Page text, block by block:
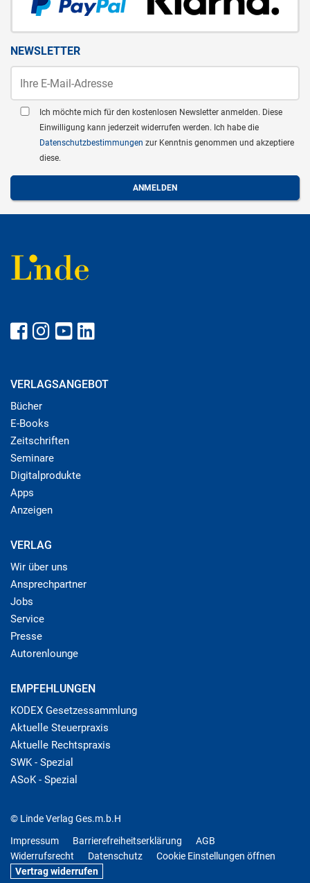
NEWSLETTER
Ich möchte mich für den kostenlosen Newsletter anmelden. Diese
Einwilligung kann jederzeit widerrufen werden. Ich habe die
Datenschutzbestimmungen zur Kenntnis genommen und akzeptiere
diese.
VERLAGSANGEBOT
Bücher
E-Books
Zeitschriften
Seminare
Digitalprodukte
Apps
Anzeigen
VERLAG
Wir über uns
Ansprechpartner
Jobs
Service
Presse
Autorenlounge
EMPFEHLUNGEN
KODEX Gesetzessammlung
Aktuelle Steuerpraxis
Aktuelle Rechtspraxis
SWK - Spezial
ASoK - Spezial
© Linde Verlag Ges.m.b.H
Impressum
Barrierefreiheitserklärung
AGB
Widerrufsrecht
Datenschutz
Cookie Einstellungen öffnen
Vertrag widerrufen